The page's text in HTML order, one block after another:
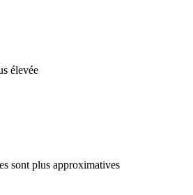
élevée
sont plus approximatives